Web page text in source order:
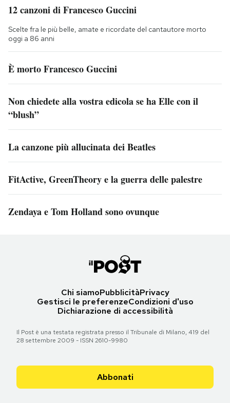
12 canzoni di Francesco Guccini
Scelte fra le più belle, amate e ricordate del cantautore morto
oggi a 86 anni
È morto Francesco Guccini
Non chiedete alla vostra edicola se ha Elle con il
“blush”
La canzone più allucinata dei Beatles
FitActive, GreenTheory e la guerra delle palestre
Zendaya e Tom Holland sono ovunque
Chi siamoPubblicitàPrivacy
Gestisci le preferenzeCondizioni d'uso
Dichiarazione di accessibilità
Il Post è una testata registrata presso il Tribunale di Milano, 419 del
28 settembre 2009 - ISSN 2610-9980
Abbonati